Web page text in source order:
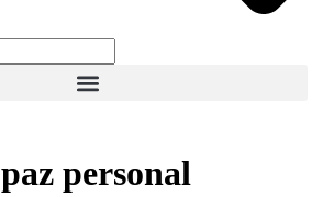
paz personal